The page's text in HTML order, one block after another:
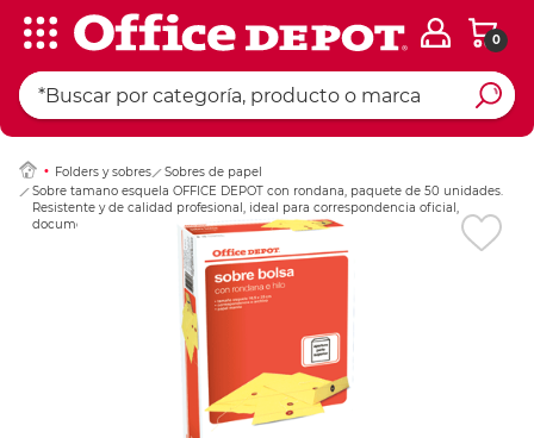
0
Folders y sobres
Sobres de papel
Sobre tamano esquela OFFICE DEPOT con rondana, paquete de 50 unidades.
Resistente y de calidad profesional, ideal para correspondencia oficial,
documentos, invitaciones y uso empresarial. Acabado uni
Ingresar Codigo